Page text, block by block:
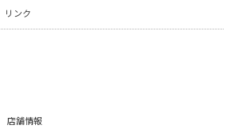
リンク
店舗情報